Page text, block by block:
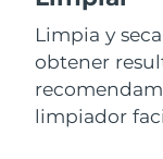
Limpia y
obtener
limpiador